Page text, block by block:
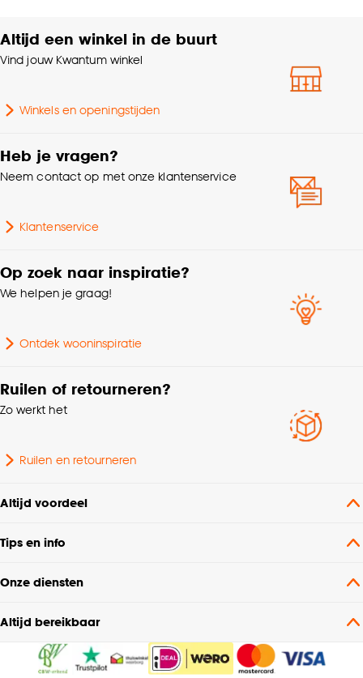
Altijd een winkel in de buurt
Vind jouw Kwantum winkel
Winkels en openingstijden
Heb je vragen?
Neem contact op met onze klantenservice
Klantenservice
Op zoek naar inspiratie?
We helpen je graag!
Ontdek wooninspiratie
Ruilen of retourneren?
Zo werkt het
Ruilen en retourneren
Altijd voordeel
Tips en info
Onze diensten
Altijd bereikbaar